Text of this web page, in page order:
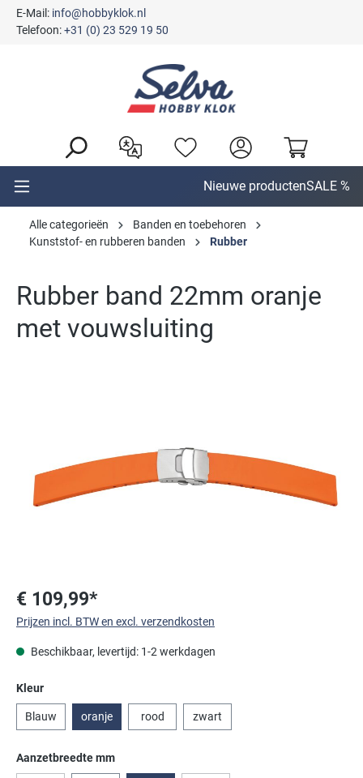
E-Mail: info@hobbyklok.nl
Telefoon:+31 (0) 23 529 19 50
Nieuwe productenSALE %
Alle categorieën
Banden en toebehoren
Kunststof- en rubberen banden
Rubber
Rubber band 22mm oranje
met vouwsluiting
€ 109,99*
Prijzen incl. BTW en excl. verzendkosten
Beschikbaar, levertijd: 1-2 werkdagen
Selecteer
Kleur
Blauw oranje rood zwart
Selecteer
Aanzetbreedte mm